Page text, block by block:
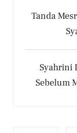
Tanda
Syahrini
Sebelum